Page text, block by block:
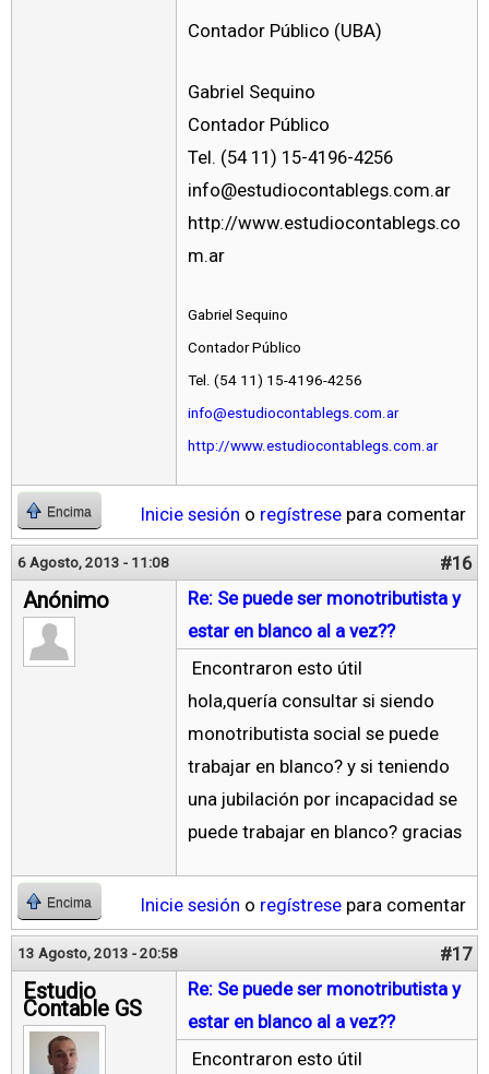
Contador Público (UBA)
Gabriel Sequino
Contador Público
Tel. (54 11) 15-4196-4256
info@estudiocontablegs.com.ar
http://www.estudiocontablegs.co
m.ar
Gabriel Sequino
Contador Público
Tel. (54 11) 15-4196-4256
info@estudiocontablegs.com.ar
http://www.estudiocontablegs.com.ar
Encima Inicie sesión o regístrese para comentar
6 Agosto, 2013 - 11:08 #16
Anónimo
Re: Se puede ser monotributista y
estar en blanco al a vez??
Encontraron esto útil
hola,quería consultar si siendo
monotributista social se puede
trabajar en blanco? y si teniendo
una jubilación por incapacidad se
puede trabajar en blanco? gracias
Encima Inicie sesión o regístrese para comentar
13 Agosto, 2013 - 20:58 #17
Estudio
Contable GS
Re: Se puede ser monotributista y
estar en blanco al a vez??
Encontraron esto útil